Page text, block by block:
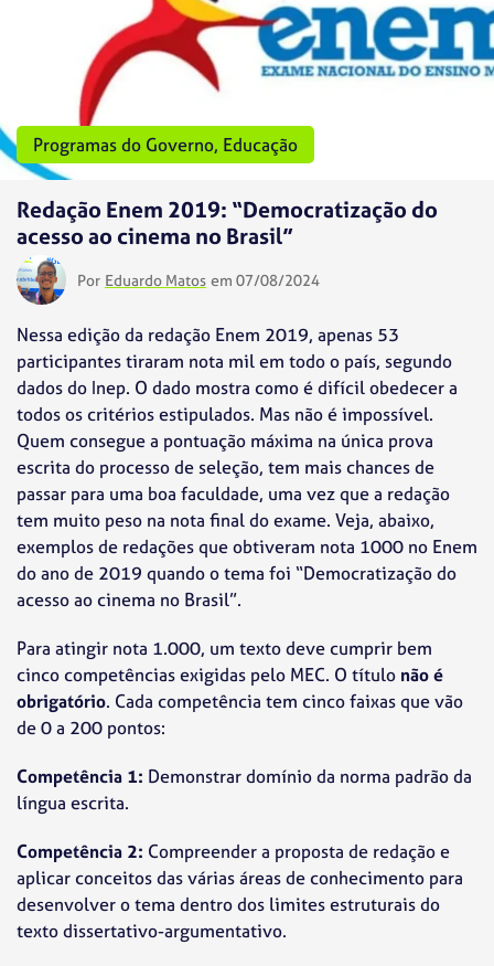
Programas do Governo, Educação
Redação Enem 2019: “Democratização do
acesso ao cinema no Brasil”
Por Eduardo Matos em 07/08/2024
Nessa edição da redação Enem 2019, apenas 53
participantes tiraram nota mil em todo o país, segundo
dados do Inep. O dado mostra como é difícil obedecer a
todos os critérios estipulados. Mas não é impossível.
Quem consegue a pontuação máxima na única prova
escrita do processo de seleção, tem mais chances de
passar para uma boa faculdade, uma vez que a redação
tem muito peso na nota final do exame. Veja, abaixo,
exemplos de redações que obtiveram nota 1000 no Enem
do ano de 2019 quando o tema foi “Democratização do
acesso ao cinema no Brasil”.
Para atingir nota 1.000, um texto deve cumprir bem
cinco competências exigidas pelo MEC. O título não é
obrigatório. Cada competência tem cinco faixas que vão
de 0 a 200 pontos:
Competência 1: Demonstrar domínio da norma padrão da
língua escrita.
Competência 2: Compreender a proposta de redação e
aplicar conceitos das várias áreas de conhecimento para
desenvolver o tema dentro dos limites estruturais do
texto dissertativo-argumentativo.